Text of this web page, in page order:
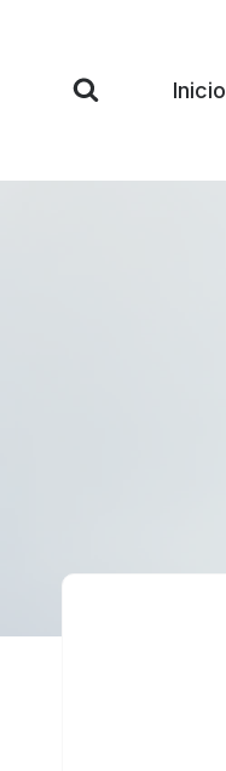
Contenido
Inicio